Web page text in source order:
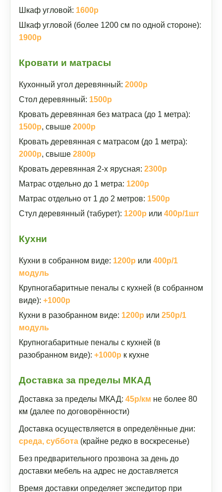
Шкаф угловой: 1600р
Шкаф угловой (более 1200 см по одной стороне):
1900р
Кровати и матрасы
Кухонный угол деревянный: 2000р
Стол деревянный: 1500р
Кровать деревянная без матраса (до 1 метра):
1500р, свыше 2000р
Кровать деревянная с матрасом (до 1 метра):
2000р, свыше 2800р
Кровать деревянная 2-х ярусная: 2300р
Матрас отдельно до 1 метра: 1200р
Матрас отдельно от 1 до 2 метров: 1500р
Стул деревянный (табурет): 1200р или 400р/1шт
Кухни
Кухни в собранном виде: 1200р или 400р/1
модуль
Крупногабаритные пеналы с кухней (в собранном
виде): +1000р
Кухни в разобранном виде: 1200р или 250р/1
модуль
Крупногабаритные пеналы с кухней (в
разобранном виде): +1000р к кухне
Доставка за пределы МКАД
Доставка за пределы МКАД: 45р/км не более 80
км (далее по договорённости)
Доставка осуществляется в определённые дни:
среда, суббота (крайне редко в воскресенье)
Без предварительного прозвона за день до
доставки мебель на адрес не доставляется
Время доставки определяет экспедитор при